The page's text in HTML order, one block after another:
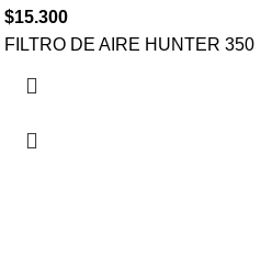
$15.300
FILTRO DE AIRE HUNTER 350